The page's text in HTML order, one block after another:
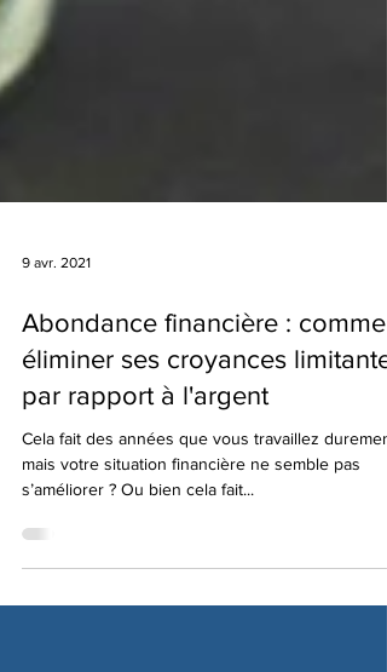
Abondance financière :
éliminer ses croyances
par rapport à l'argent
Cela fait des années que vous travaillez
mais votre situation financière ne semble pas